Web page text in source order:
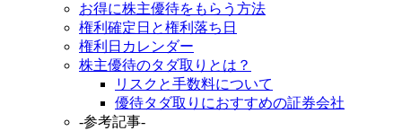
お得に株主優待をもらう方法
権利確定日と権利落ち日
権利日カレンダー
株主優待のタダ取りとは？
リスクと手数料について
優待タダ取りにおすすめの証券会社
-参考記事-